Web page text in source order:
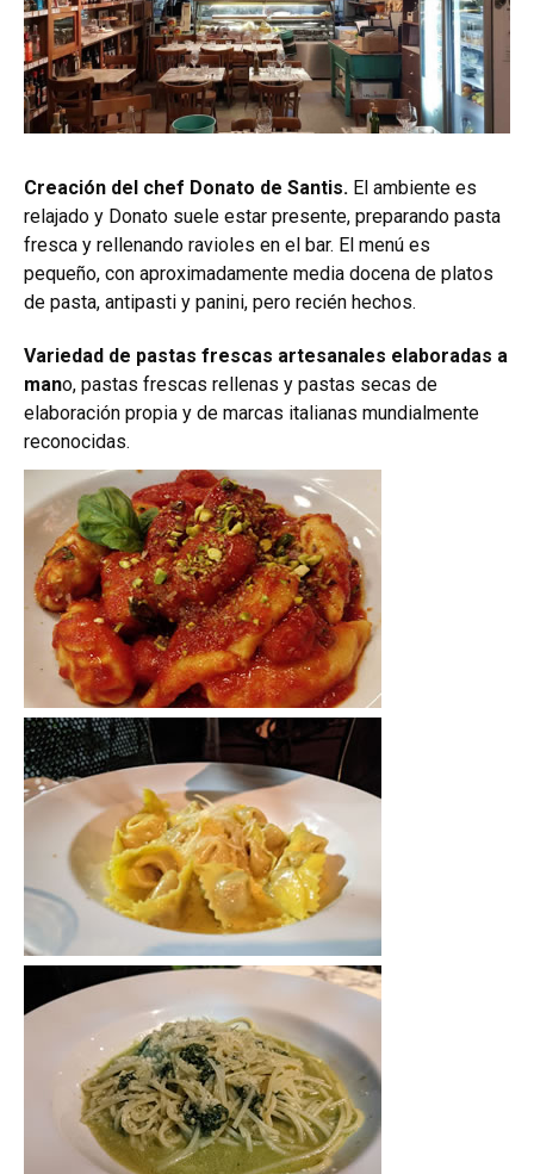
Creación del chef Donato de Santis. El ambiente es
relajado y Donato suele estar presente, preparando pasta
fresca y rellenando ravioles en el bar. El menú es
pequeño, con aproximadamente media docena de platos
de pasta, antipasti y panini, pero recién hechos.
Variedad de pastas frescas artesanales elaboradas a
mano, pastas frescas rellenas y pastas secas de
elaboración propia y de marcas italianas mundialmente
reconocidas.